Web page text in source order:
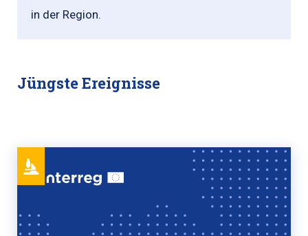
in der Region.
Jüngste Ereignisse